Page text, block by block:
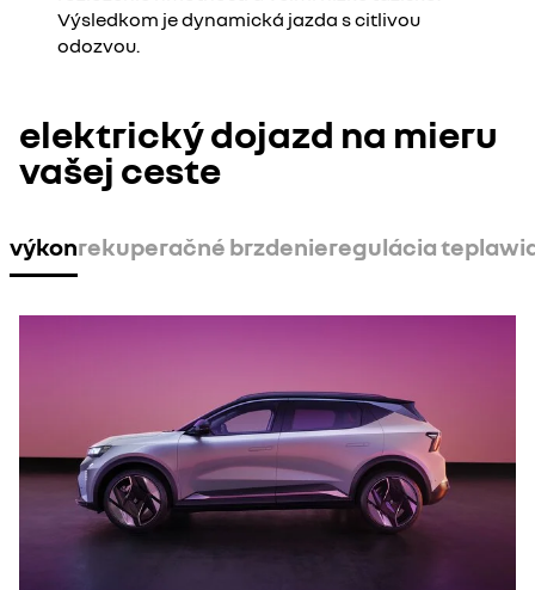
Výsledkom je dynamická jazda s citlivou
odozvou.
elektrický dojazd na mieru
vašej ceste
výkonrekuperačné brzdenieregulácia tepla